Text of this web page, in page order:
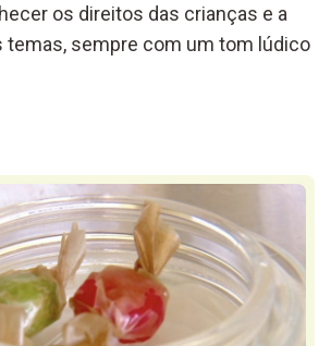
os direitos das crianças e a
temas, sempre com um tom lúdico